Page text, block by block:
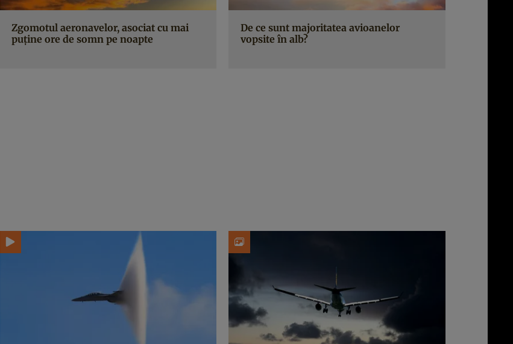
Zgomotul aeronavelor, asociat cu mai
puține ore de somn pe noapte
De ce sunt majoritatea avioanelor
vopsite în alb?